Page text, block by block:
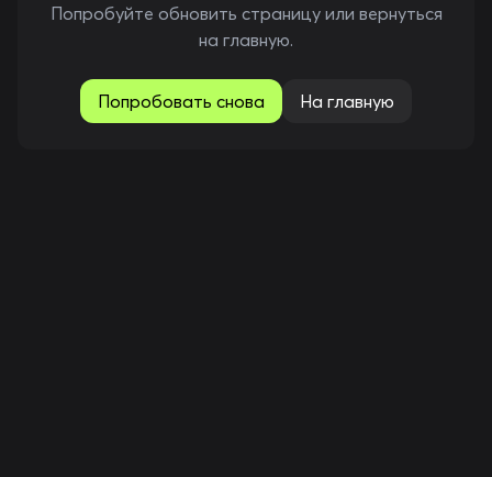
Попробуйте обновить страницу или вернуться
на главную.
Попробовать снова На главную